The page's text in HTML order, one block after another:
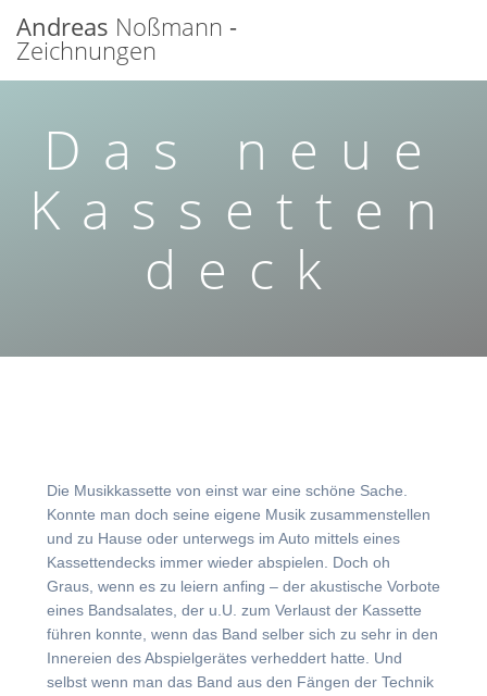
Andreas Noßmann -
Zeichnungen
Das neue
Kassetten
deck
Die Musikkassette von einst war eine schöne Sache.
Konnte man doch seine eigene Musik zusammenstellen
und zu Hause oder unterwegs im Auto mittels eines
Kassettendecks immer wieder abspielen. Doch oh
Graus, wenn es zu leiern anfing – der akustische Vorbote
eines Bandsalates, der u.U. zum Verlaust der Kassette
führen konnte, wenn das Band selber sich zu sehr in den
Innereien des Abspielgerätes verheddert hatte. Und
selbst wenn man das Band aus den Fängen der Technik